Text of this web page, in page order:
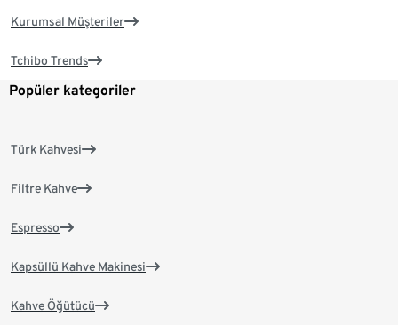
Kurumsal Müşteriler
Tchibo Trends
Popüler kategoriler
Türk Kahvesi
Filtre Kahve
Espresso
Kapsüllü Kahve Makinesi
Kahve Öğütücü